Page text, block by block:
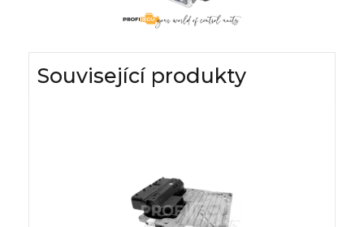
Související produkty